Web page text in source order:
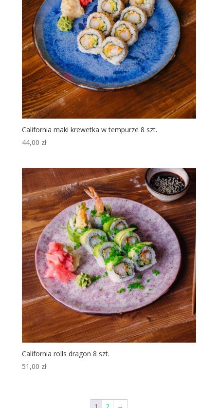
California maki krewetka w tempurze 8 szt.
44,00 zł
California rolls dragon 8 szt.
51,00 zł